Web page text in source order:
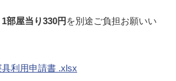
1部屋当り330円 を別途ご負担お願いい
利用申請書 .xlsx